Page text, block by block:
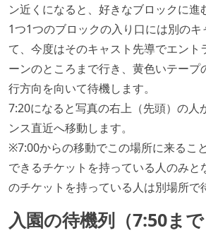
ン近くになると、好きなブロックに進
1つ1つのブロックの入り口には別の
て、今度はそのキャスト先導でエント
ーンのところまで行き、黄色いテープ
行方向を向いて待機します。
7:20になると写真の右上（先頭）の人
ンス直近へ移動します。
※7:00からの移動でこの場所に来るこ
できるチケットを持っている人のみと
のチケットを持っている人は別場所で
入園の待機列（7:50まで